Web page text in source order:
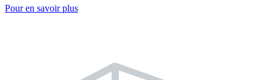
Pour en savoir plus